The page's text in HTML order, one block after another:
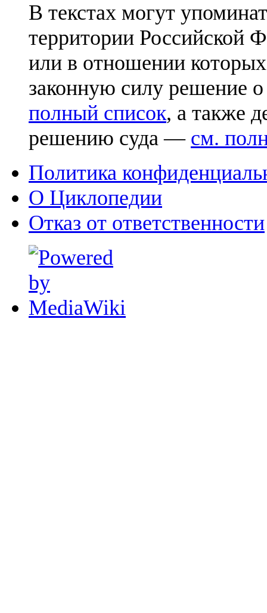
В текстах могут
территории Российской
или в отношении
законную силу решение
полный список, а также
решению суда — см.
Политика
О Циклопедии
Отказ от ответственности